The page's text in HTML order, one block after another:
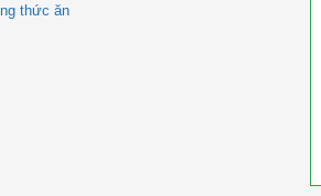
thức ăn